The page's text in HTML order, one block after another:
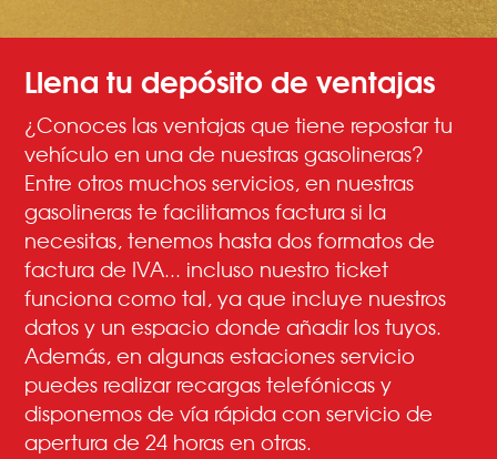
Llena tu depósito de ventajas
¿Conoces las ventajas que tiene repostar tu
vehículo en una de nuestras gasolineras?
Entre otros muchos servicios, en nuestras
gasolineras te facilitamos factura si la
necesitas, tenemos hasta dos formatos de
factura de IVA... incluso nuestro ticket
funciona como tal, ya que incluye nuestros
datos y un espacio donde añadir los tuyos.
Además, en algunas estaciones servicio
puedes realizar recargas telefónicas y
disponemos de vía rápida con servicio de
apertura de 24 horas en otras.